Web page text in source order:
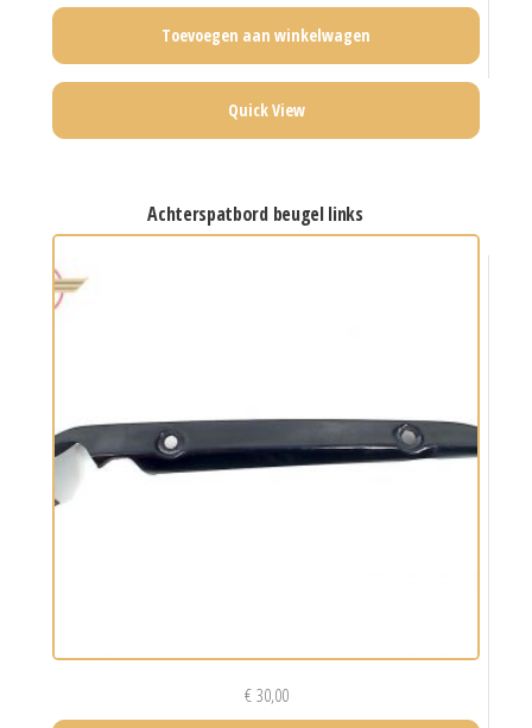
Toevoegen aan winkelwagen
Quick View
achterspatbord beugel links
€30,00